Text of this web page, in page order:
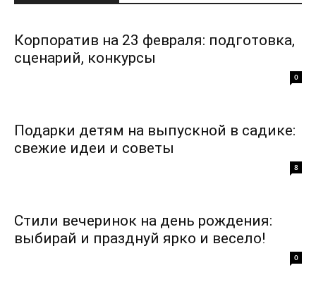
Корпоратив на 23 февраля: подготовка,
сценарий, конкурсы
0
Подарки детям на выпускной в садике:
свежие идеи и советы
8
Стили вечеринок на день рождения:
выбирай и празднуй ярко и весело!
0